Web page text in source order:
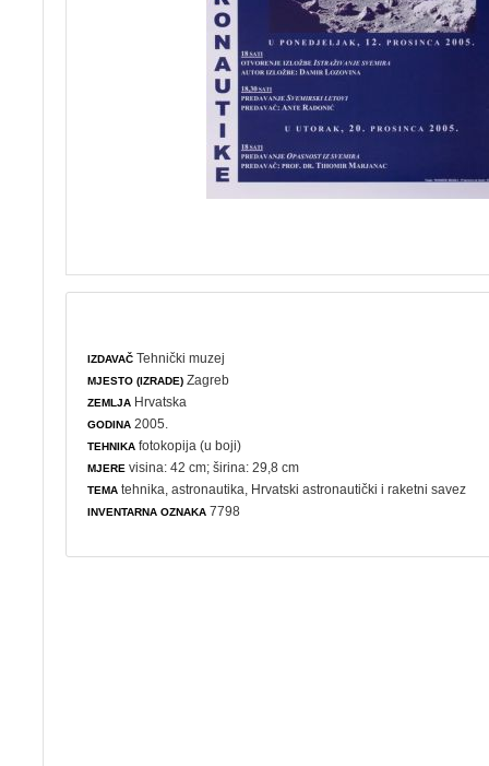
IZDAVAČ Tehnički muzej
MJESTO (IZRADE) Zagreb
ZEMLJA Hrvatska
GODINA 2005.
TEHNIKA fotokopija (u boji)
MJERE visina: 42 cm; širina: 29,8 cm
TEMA tehnika ,astronautika , Hrvatski astronautički i raketni savez
INVENTARNA OZNAKA 7798